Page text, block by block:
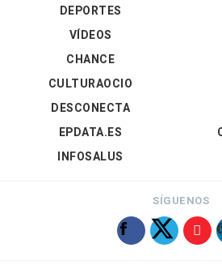
DEPORTES
VÍDEOS
CHANCE
CULTURAOCIO
DESCONECTA
EPDATA.ES
INFOSALUS
SÍGUENOS